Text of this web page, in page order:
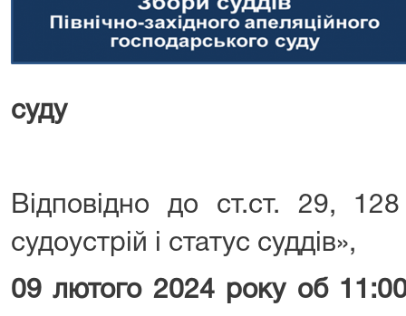
суду
Відповідно до ст.ст. 29,
судоустрій і статус суддів»,
09 лютого 2024 року об